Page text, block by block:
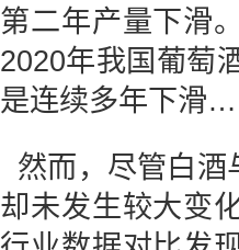
第二年产量下滑
2020年我国葡萄
是连续多年下滑
然而，尽管白酒
却未发生较大变